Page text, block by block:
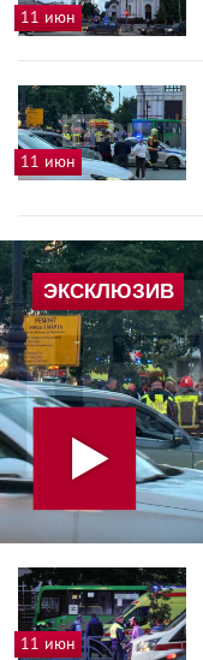
11 июн
11 июн
11 июн